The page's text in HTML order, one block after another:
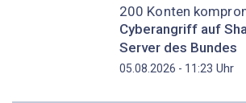
200 Konten
Cyberangriff auf
Server des Bundes
05.08.2026 - 11:23 Uhr